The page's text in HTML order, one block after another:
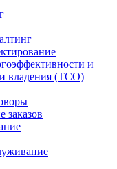
и
владения (TCO)
заказов